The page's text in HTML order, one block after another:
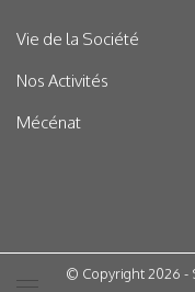
Vie de la Société
Nos Activités
Mécénat
© Copyright 2026 -